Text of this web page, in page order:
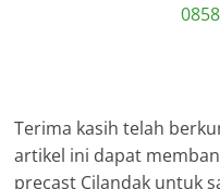
Terima kasih telah
artikel ini dapat
precast Cilandak untuk